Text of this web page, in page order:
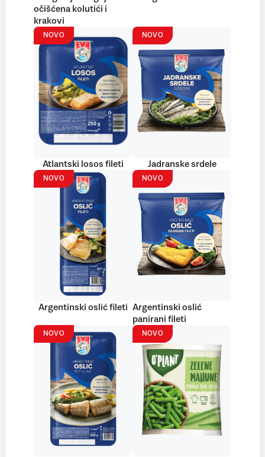
očišćena kolutići i
krakovi
NOVO
Atlantski losos fileti
NOVO
Jadranske srdele
NOVO
Argentinski oslić fileti
NOVO
Argentinski oslić
panirani fileti
NOVO NOVO